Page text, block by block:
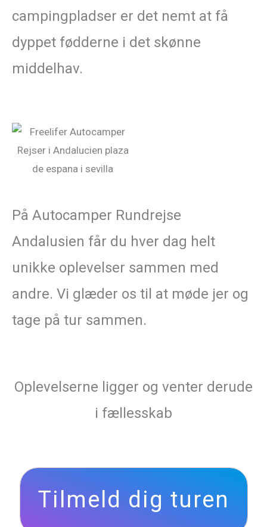
campingpladser er det nemt at få
dyppet fødderne i det skønne
middelhav.
På Autocamper Rundrejse
Andalusien får du hver dag helt
unikke oplevelser sammen med
andre. Vi glæder os til at møde jer og
tage på tur sammen.
Oplevelserne ligger og venter derude
i fællesskab
Tilmeld dig turen